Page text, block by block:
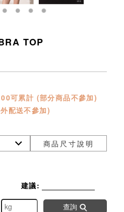
TOP
可累計 (部分商品不參加)
配送不參加)
商品尺寸說明
建議:
查詢